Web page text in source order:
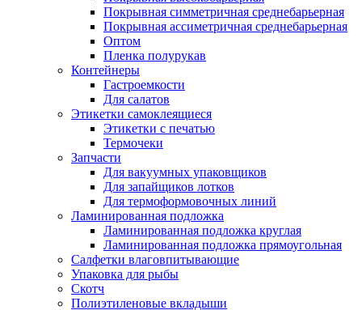
Покрывная симметричная среднебарьерная
Покрывная ассиметричная среднебарьерная
Оптом
Пленка полурукав
Контейнеры
Гастроемкости
Для салатов
Этикетки самоклеящиеся
Этикетки с печатью
Термочеки
Запчасти
Для вакуумных упаковщиков
Для запайщиков лотков
Для термоформовочных линий
Ламинированная подложка
Ламинированная подложка круглая
Ламинированная подложка прямоугольная
Салфетки влаговпитывающие
Упаковка для рыбы
Скотч
Полиэтиленовые вкладыши